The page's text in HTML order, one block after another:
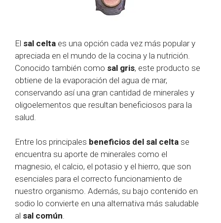
El sal celta es una opción cada vez más popular y
apreciada en el mundo de la cocina y la nutrición.
Conocido también como sal gris, este producto se
obtiene de la evaporación del agua de mar,
conservando así una gran cantidad de minerales y
oligoelementos que resultan beneficiosos para la
salud.
Entre los principales beneficios del sal celta se
encuentra su aporte de minerales como el
magnesio, el calcio, el potasio y el hierro, que son
esenciales para el correcto funcionamiento de
nuestro organismo. Además, su bajo contenido en
sodio lo convierte en una alternativa más saludable
al sal común.